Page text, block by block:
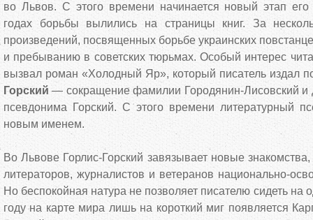
во Львов. С этого времени начинается новый этап
годах борьбы вылились на страницы книг. За
произведений, посвященных борьбе украинских
и пребыванию в советских тюрьмах. Особый интерес
вызвал роман «Холодный Яр», который писатель издал
Горский — сокращение фамилии Городянин-Лисовский и
псевдонима Горский. С этого времени литературный
новым именем.
Во Львове Горлис-Горский завязывает новые
литераторов, журналистов и ветеранов национально-
Но беспокойная натура не позволяет писателю сидеть на
году на карте мира лишь на короткий миг появляется